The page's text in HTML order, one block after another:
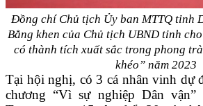
Đồng chí Chủ tịch Ủy ban MTTQ tỉnh
Bằng khen của Chủ tịch UBND tỉnh
có thành tích xuất sắc trong phong
khéo” năm 2023
Tại hội nghị, có 3 cá nhân vinh dự
chương “Vì sự nghiệp Dân vận”